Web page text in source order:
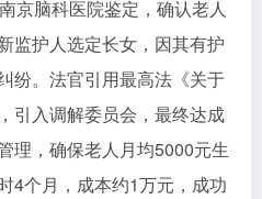
京脑科医院鉴定，确认老人
监护人选定长女，因其有护
纷。法官引用最高法《关于
引入调解委员会，最终达成
理，确保老人月均5000元生
4个月，成本约1万元，成功